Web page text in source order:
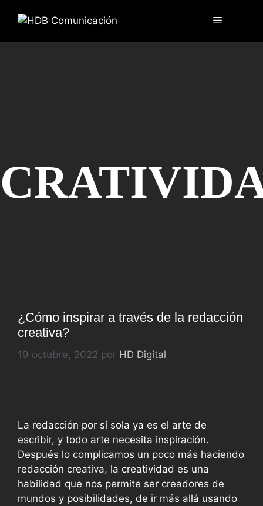
¿Cómo inspirar a través de la redacción
creativa?
19 octubre, 2022 por HD Digital
La redacción por sí sola ya es el arte de
escribir, y todo arte necesita inspiración.
Después lo complicamos un poco más haciendo
redacción creativa, la creatividad es una
habilidad que nos permite ser creadores de
mundos y posibilidades, de ir más allá usando